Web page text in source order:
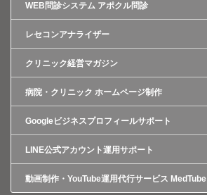
WEB問診システム アポクル問診
レセコンアナライザー
クリニック経営マガジン
病院・クリニック ホームページ制作
Googleビジネスプロフィールサポート
LINE公式アカウント運用サポート
動画制作・YouTube運用代行サービス MedTube